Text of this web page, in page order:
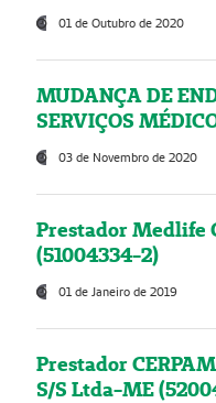
01 de Outubro de 2020
MUDANÇA DE
SERVIÇOS
03 de Novembro de 2020
Prestador Medlife
(51004334-2)
01 de Janeiro de 2019
Prestador
S/S Ltda-ME